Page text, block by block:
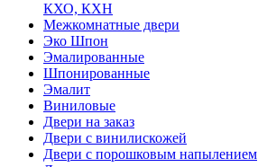
КХО, КХН
Межкомнатные двери
Эко Шпон
Эмалированные
Шпонированные
Эмалит
Виниловые
Двери на заказ
Двери с винилискожей
Двери с порошковым напылением